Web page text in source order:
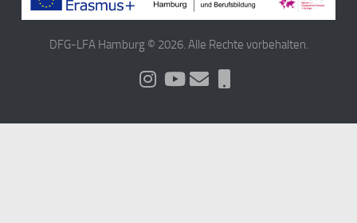
DFG-LFA Hamburg © 2026. Alle Rechte vorbehalten.